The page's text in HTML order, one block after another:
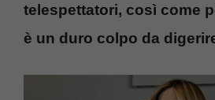
telespettatori, così come
è un duro colpo da